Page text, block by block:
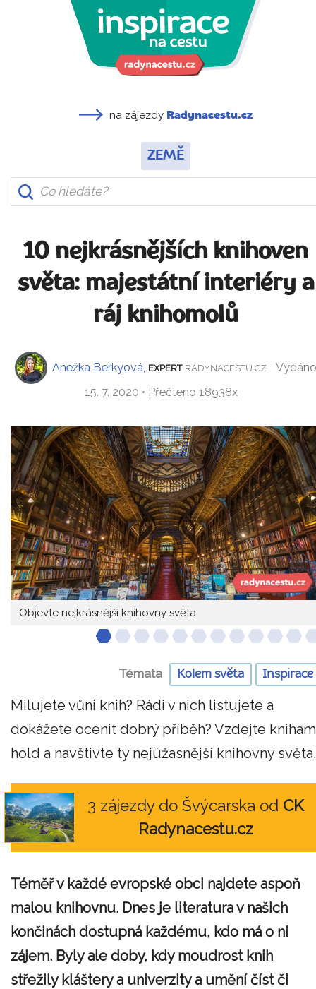
na zájezdy Radynacestu.cz
ZEMĚ
10 nejkrásnějších knihoven
světa: majestátní interiéry a
ráj knihomolů
Anežka Berkyová EXPERT RADYNACESTU.CZ
15. 7. 2020 • Přečteno 18938x
Objevte nejkrásnější knihovny světa
Témata Kolem světa Inspirace
Milujete vůni knih? Rádi v nich listujete a
dokážete ocenit dobrý příběh? Vzdejte knihám
hold a navštivte ty nejúžasnější knihovny světa.
3 zájezdy do Švýcarska od CK
Radynacestu.cz
Téměř v každé evropské obci najdete aspoň
malou knihovnu. Dnes je literatura v našich
končinách dostupná každému, kdo má o ni
zájem. Byly ale doby, kdy moudrost knih
střežily kláštery a univerzity a umění číst či